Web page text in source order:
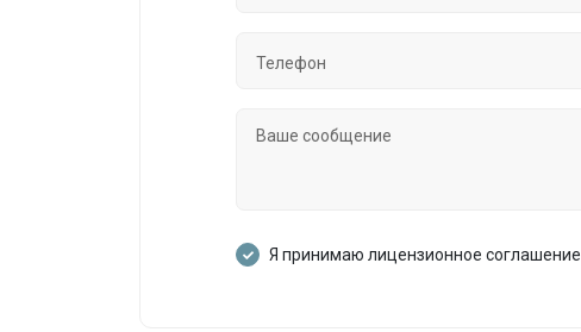
Я принимаю лицензионное соглашение